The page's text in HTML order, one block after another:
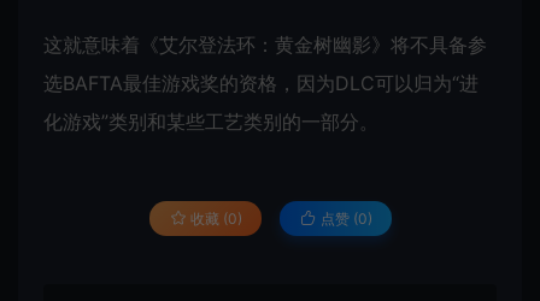
这就意味着《艾尔登法环：黄金树幽影》将不具备参
选BAFTA最佳游戏奖的资格，因为DLC可以归为“进
化游戏”类别和某些工艺类别的一部分。
收藏 (0) 点赞 (0)